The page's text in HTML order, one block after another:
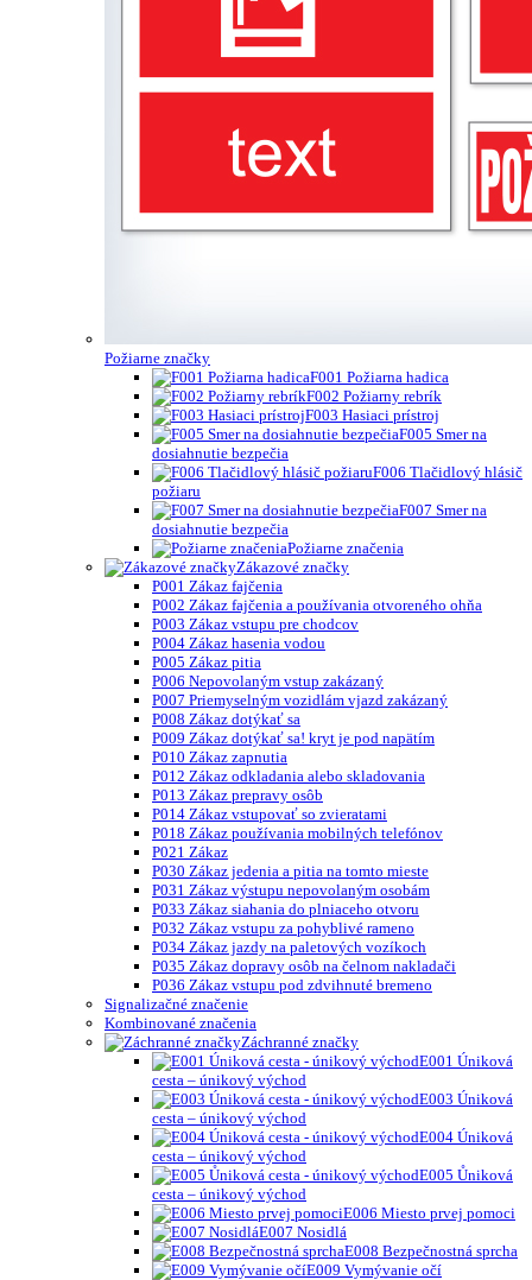
Požiarne značky
F001 Požiarna hadica
F002 Požiarny rebrík
F003 Hasiaci prístroj
F005 Smer na
dosiahnutie bezpečia
F006 Tlačidlový hlásič
požiaru
F007 Smer na
dosiahnutie bezpečia
Požiarne značenia
Zákazové značky
P001 Zákaz fajčenia
P002 Zákaz fajčenia a používania otvoreného ohňa
P003 Zákaz vstupu pre chodcov
P004 Zákaz hasenia vodou
P005 Zákaz pitia
P006 Nepovolaným vstup zakázaný
P007 Priemyselným vozidlám vjazd zakázaný
P008 Zákaz dotýkať sa
P009 Zákaz dotýkať sa! kryt je pod napätím
P010 Zákaz zapnutia
P012 Zákaz odkladania alebo skladovania
P013 Zákaz prepravy osôb
P014 Zákaz vstupovať so zvieratami
P018 Zákaz používania mobilných telefónov
P021 Zákaz
P030 Zákaz jedenia a pitia na tomto mieste
P031 Zákaz výstupu nepovolaným osobám
P033 Zákaz siahania do plniaceho otvoru
P032 Zákaz vstupu za pohyblivé rameno
P034 Zákaz jazdy na paletových vozíkoch
P035 Zákaz dopravy osôb na čelnom nakladači
P036 Zákaz vstupu pod zdvihnuté bremeno
Signalizačné značenie
Kombinované značenia
Záchranné značky
E001 Úniková
cesta – únikový východ
E003 Úniková
cesta – únikový východ
E004 Úniková
cesta – únikový východ
E005 Ůniková
cesta – únikový východ
E006 Miesto prvej pomoci
E007 Nosidlá
E008 Bezpečnostná sprcha
E009 Vymývanie očí